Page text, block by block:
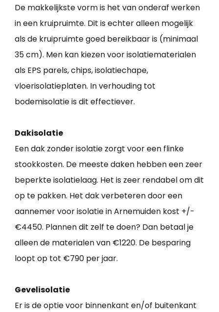
De makkelijkste vorm is het van onderaf werken
in een kruipruimte. Dit is echter alleen mogelijk
als de kruipruimte goed bereikbaar is (minimaal
35 cm). Men kan kiezen voor isolatiematerialen
als EPS parels, chips, isolatiechape,
vloerisolatieplaten. In verhouding tot
bodemisolatie is dit effectiever.
Dakisolatie
Een dak zonder isolatie zorgt voor een flinke
stookkosten. De meeste daken hebben een zeer
beperkte isolatielaag. Het is zeer rendabel om dit
op te pakken. Het dak verbeteren door een
aannemer voor isolatie in Arnemuiden kost +/-
€4450. Plannen dit zelf te doen? Dan betaal je
alleen de materialen van €1220. De besparing
loopt op tot €790 per jaar.
Gevelisolatie
Er is de optie voor binnenkant en/of buitenkant